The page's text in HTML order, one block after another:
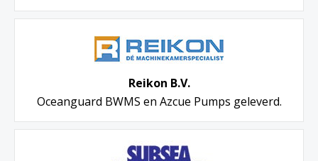
Reikon B.V.
Oceanguard BWMS en Azcue Pumps geleverd.